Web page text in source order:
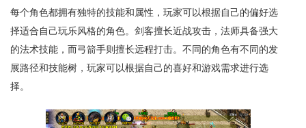
每个角色都拥有独特的技能和属性，玩家可以根据自己的偏好选
择适合自己玩乐风格的角色。剑客擅长近战攻击，法师具备强大
的法术技能，而弓箭手则擅长远程打击。不同的角色有不同的发
展路径和技能树，玩家可以根据自己的喜好和游戏需求进行选
择。